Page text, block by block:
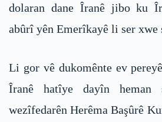
dolaran dane Îranê jibo ku
abûrî yên Emerîkayê li ser
Li gor vê dukomênte ev
Îranê hatîye dayîn heman
wezîfedarên Herêma Başûrê